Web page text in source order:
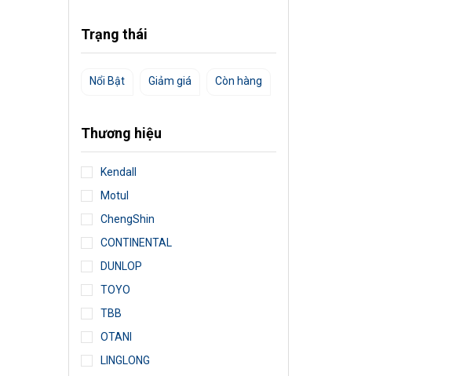
Trạng thái
Nổi Bật Giảm giá Còn hàng
Thương hiệu
Kendall
Motul
ChengShin
CONTINENTAL
DUNLOP
TOYO
TBB
OTANI
LINGLONG